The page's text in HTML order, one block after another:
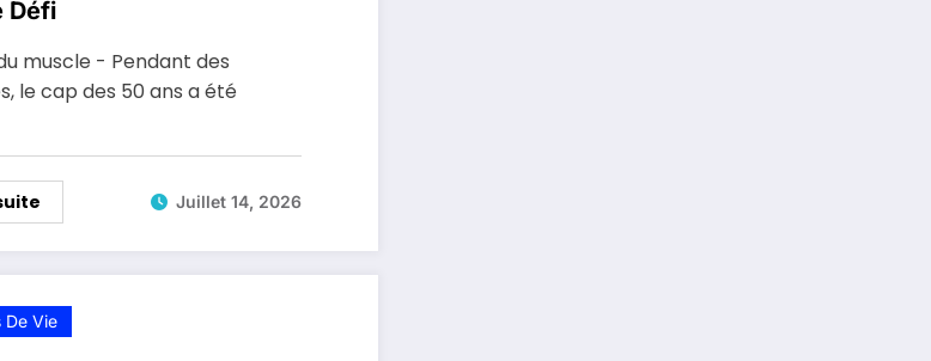
Défi
muscle - Pendant des
le cap des 50 ans a été
Juillet 14, 2026
De Vie